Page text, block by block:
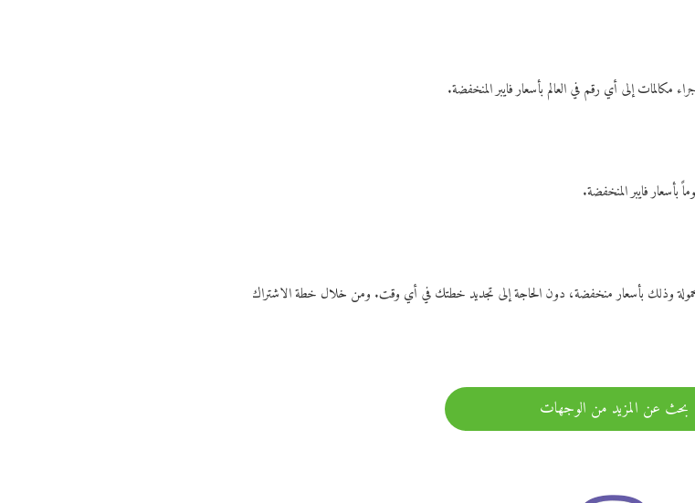
وذلك بأسعار منخفضة، دون الحاجة إلى تجديد خطتك في أي وقت. ومن خلال خطة الاشتراك
بحث عن المزيد من الوجهات